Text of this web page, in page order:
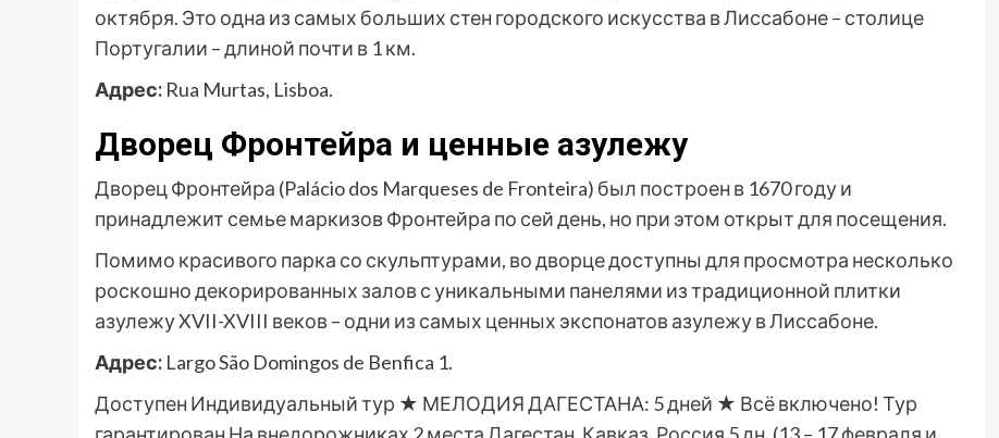
октября. Это одна из самых больших стен городского искусства в Лиссабоне – столице
Португалии – длиной почти в 1 км.
Адрес: Rua Murtas, Lisboa.
Дворец Фронтейра и ценные азулежу
Дворец Фронтейра (Palácio dos Marqueses de Fronteira) был построен в 1670 году и
принадлежит семье маркизов Фронтейра по сей день, но при этом открыт для посещения.
Помимо красивого парка со скульптурами, во дворце доступны для просмотра несколько
роскошно декорированных залов с уникальными панелями из традиционной плитки
азулежу XVII-XVIII веков – одни из самых ценных экспонатов азулежу в Лиссабоне.
Адрес: Largo São Domingos de Benfica 1.
Доступен Индивидуальный тур ★ МЕЛОДИЯ ДАГЕСТАНА: 5 дней ★ Всё включено! Тур